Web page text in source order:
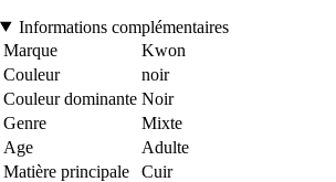
Informations complémentaires
Marque
Kwon
Couleur
noir
Couleur dominante Noir
Genre
Mixte
Age
Adulte
Matière principale
Cuir